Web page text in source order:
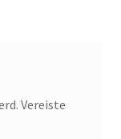
Vereiste